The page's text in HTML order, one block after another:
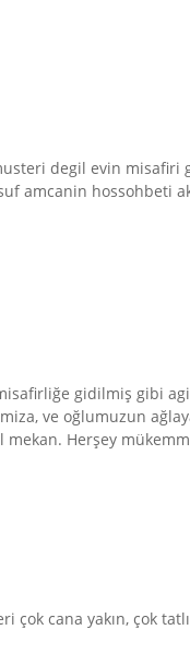
degil evin
amcanin
gidilmiş gibi
ve oğlumuzun
mekan. Herşey
cana yakın, çok